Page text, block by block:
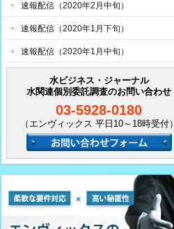
速報配信（2020年2月中旬）
速報配信（2020年1月下旬）
速報配信（2020年1月中旬）
水ビジネス・ジャーナル
水関連個別委託調査のお問い合わせ
03-5928-0180
（エンヴィックス 平日10～18時受付）